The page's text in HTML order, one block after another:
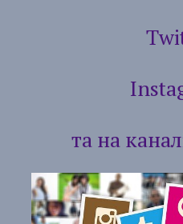
та на